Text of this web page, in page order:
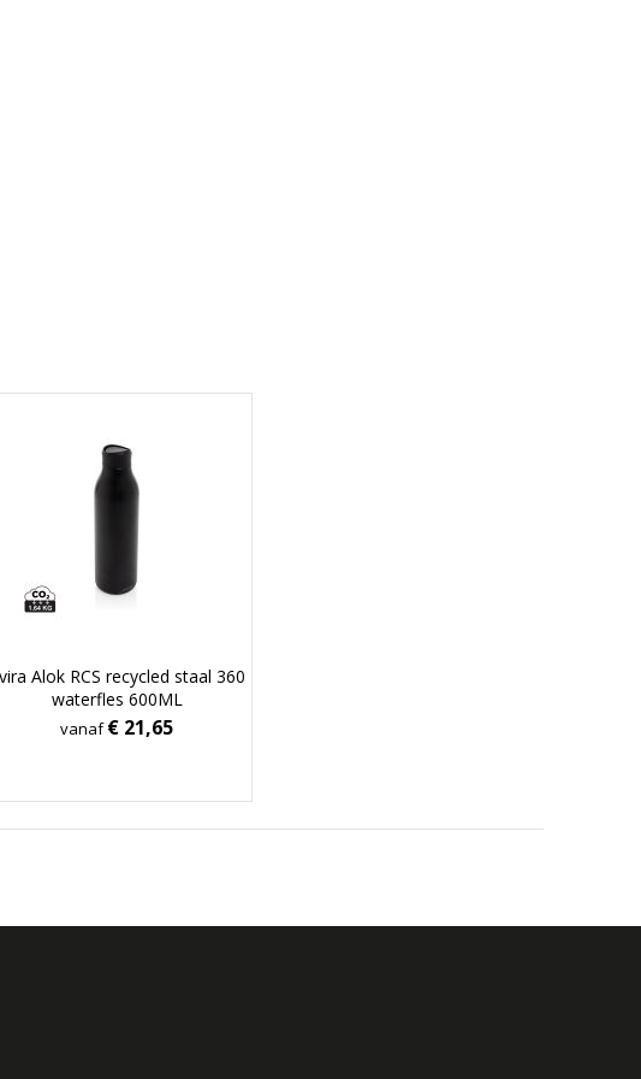
Alok RCS recycled staal 360
waterfles 600ML
vanaf€ 21,65